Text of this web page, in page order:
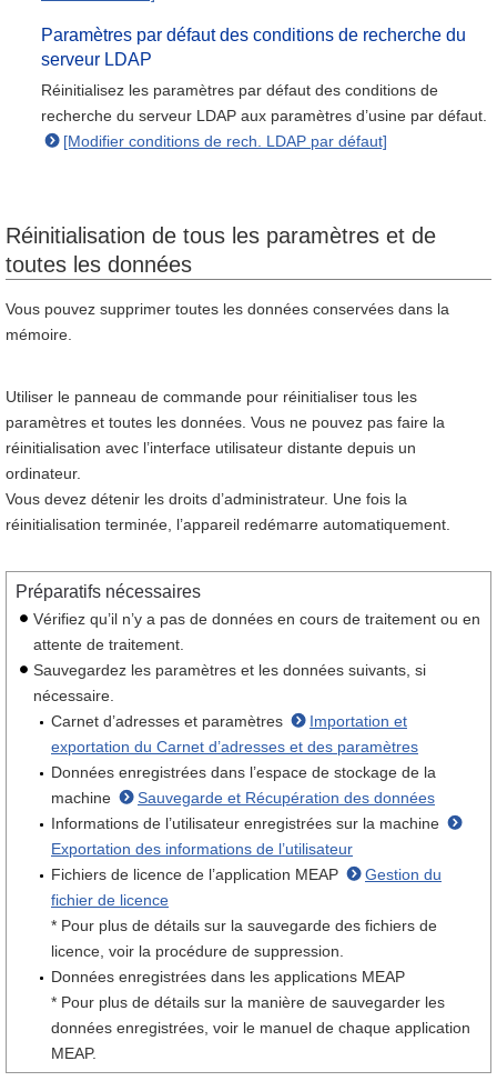
Paramètres par défaut des conditions de recherche du
serveur LDAP
Réinitialisez les paramètres par défaut des conditions de
recherche du serveur LDAP aux paramètres d’usine par défaut.
[Modifier conditions de rech. LDAP par défaut]
Réinitialisation de tous les paramètres et de
toutes les données
Vous pouvez supprimer toutes les données conservées dans la
mémoire.
Utiliser le panneau de commande pour réinitialiser tous les
paramètres et toutes les données. Vous ne pouvez pas faire la
réinitialisation avec l’interface utilisateur distante depuis un
ordinateur.
Vous devez détenir les droits d’administrateur. Une fois la
réinitialisation terminée, l’appareil redémarre automatiquement.
Préparatifs nécessaires
Vérifiez qu’il n’y a pas de données en cours de traitement ou en
attente de traitement.
Sauvegardez les paramètres et les données suivants, si
nécessaire.
Carnet d’adresses et paramètres
Importation et
exportation du Carnet d’adresses et des paramètres
Données enregistrées dans l’espace de stockage de la
machine
Sauvegarde et Récupération des données
Informations de l’utilisateur enregistrées sur la machine
Exportation des informations de l’utilisateur
Fichiers de licence de l’application MEAP
Gestion du
fichier de licence
* Pour plus de détails sur la sauvegarde des fichiers de
licence, voir la procédure de suppression.
Données enregistrées dans les applications MEAP
* Pour plus de détails sur la manière de sauvegarder les
données enregistrées, voir le manuel de chaque application
MEAP.